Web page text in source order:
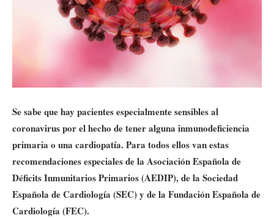
Se sabe que hay pacientes especialmente sensibles al
coronavirus por el hecho de tener alguna inmunodeficiencia
primaria o una cardiopatía. Para todos ellos van estas
recomendaciones especiales de la Asociación Española de
Déficits Inmunitarios Primarios (AEDIP), de la Sociedad
Española de Cardiología (SEC) y de la Fundación Española de
Cardiología (FEC).